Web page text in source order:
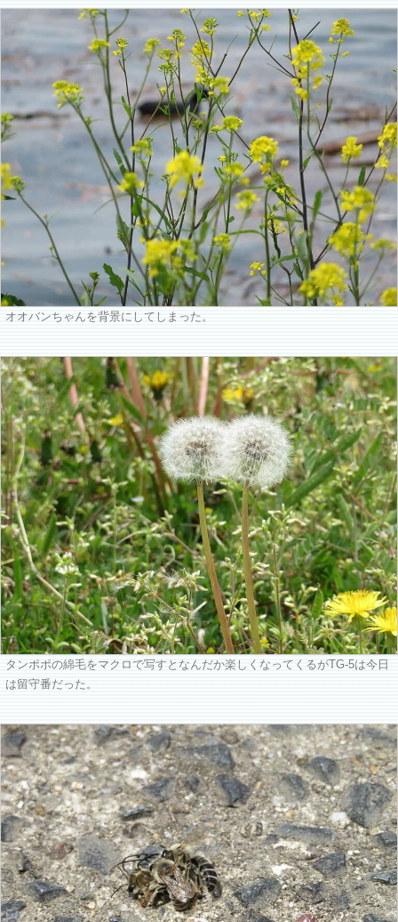
オオバンちゃんを背景にしてしまった。
タンポポの綿毛をマクロで写すとなんだか楽しくなってくるがTG-5は今日
は留守番だった。